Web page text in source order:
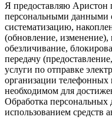
Я предоставляю Аристон
персональными данными
систематизацию,
(обновление, изменение),
обезличивание,
передачу
услуги по отправке
организации телефонных
необходимом для
Обработка персональных
использованием средств